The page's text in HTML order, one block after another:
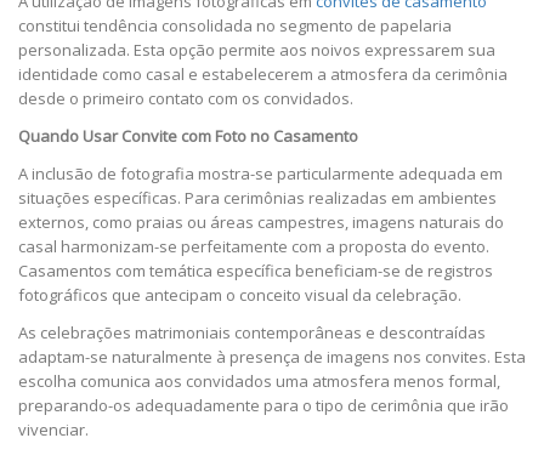
constitui tendência consolidada no segmento de papelaria
personalizada. Esta opção permite aos noivos expressarem sua
identidade como casal e estabelecerem a atmosfera da cerimônia
desde o primeiro contato com os convidados.
Quando Usar Convite com Foto no Casamento
A inclusão de fotografia mostra-se particularmente adequada em
situações específicas. Para cerimônias realizadas em ambientes
externos, como praias ou áreas campestres, imagens naturais do
casal harmonizam-se perfeitamente com a proposta do evento.
Casamentos com temática específica beneficiam-se de registros
fotográficos que antecipam o conceito visual da celebração.
As celebrações matrimoniais contemporâneas e descontraídas
adaptam-se naturalmente à presença de imagens nos convites. Esta
escolha comunica aos convidados uma atmosfera menos formal,
preparando-os adequadamente para o tipo de cerimônia que irão
vivenciar.